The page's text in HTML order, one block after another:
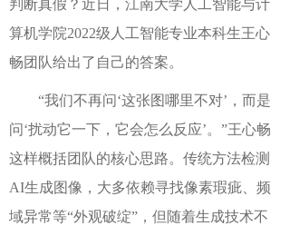
判断真假？近日，江南大学人工智能与计
算机学院2022级人工智能专业本科生王心
畅团队给出了自己的答案。
“我们不再问‘这张图哪里不对’，而是
问‘扰动它一下，它会怎么反应’。”王心畅
这样概括团队的核心思路。传统方法检测
AI生成图像，大多依赖寻找像素瑕疵、频
域异常等“外观破绽”，但随着生成技术不